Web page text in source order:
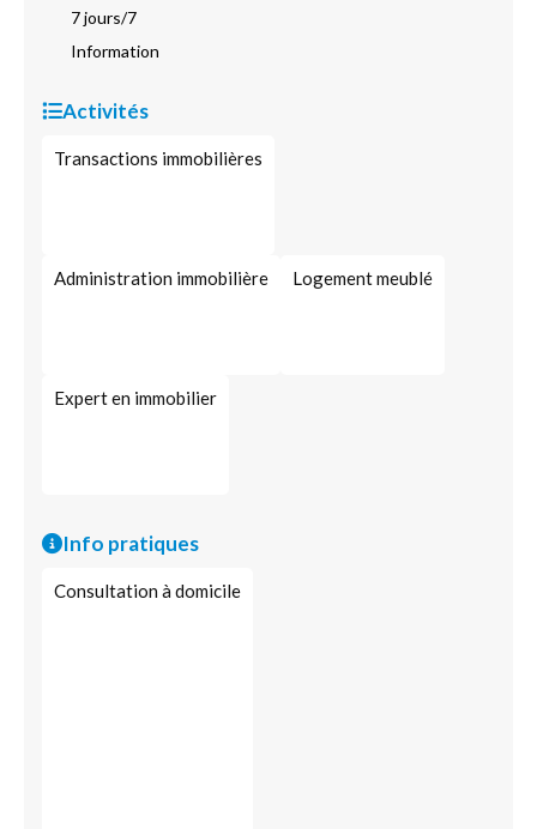
7 jours/7
Information
Activités
Transactions immobilières
Administration immobilière Logement meublé
Expert en immobilier
Info pratiques
Consultation à domicile